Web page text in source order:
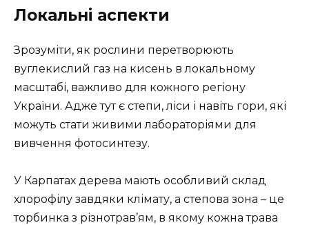
Локальні аспекти
Зрозуміти, як рослини перетворюють
вуглекислий газ на кисень в локальному
масштабі, важливо для кожного регіону
України. Адже тут є степи, ліси і навіть гори, які
можуть стати живими лабораторіями для
вивчення фотосинтезу.
У Карпатах дерева мають особливий склад
хлорофілу завдяки клімату, а степова зона – це
торбинка з різнотрав’ям, в якому кожна трава